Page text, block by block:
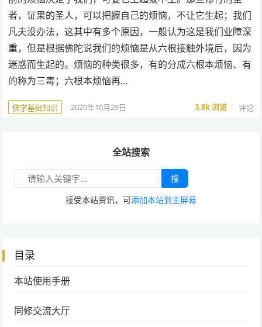
者，证果的圣人，可以把握自己的烦恼，不让它生起；我们
凡夫没办法，这其中有多个原因，一般认为这是我们业障深
重，但是根据佛陀说我们的烦恼是从六根接触外境后，因为
迷惑而生起的。烦恼的种类很多，有的分成六根本烦恼、有
的称为三毒；六根本烦恼再…
佛学基础知识 2020年10月29日 3.8k浏览 评论
全站搜索
搜
接受本站资讯，可添加本站到主屏幕
目录
本站使用手册
同修交流大厅